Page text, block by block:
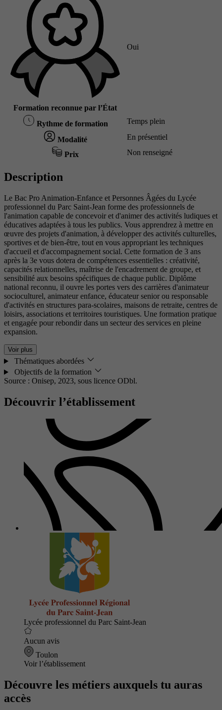
Formation reconnue par l’État
Oui
Rythme de formation Temps plein
Modalité En présentiel
Prix Non renseigné
Description
Le Bac Pro Animation-Enfance et Personnes Âgées du Lycée
professionnel du Parc Saint-Jean forme des professionnels de
l'animation capable de concevoir et d'animer des activités ludiques et
éducatives adaptées à tous les publics. Vous apprendrez à mettre en
œuvre des projets d'animation, à développer des activités culturelles,
sportives et de bien-être, tout en vous appropriant les techniques
d'accueil et d'accompagnement social. Cette formation de 3 ans
après la 3e vous dotera de compétences essentielles : créativité,
capacités relationnelles, maîtrise de l'encadrement de groupe, et
sensibilité aux besoins spécifiques de chaque public. Diplôme
national reconnu, il ouvre les portes vers des carrières d'animateur
socioculturel, animateur enfance, éducateur senior ou responsable
d'activités en structures para-scolaires, maisons de retraite, centres de
loisirs, associations et territoires touristiques. Une formation pratique
et engagée pour rebondir dans un secteur des services en pleine
expansion.
Voir plus
Thématiques abordées
Objectifs de la formation
Source : Onisep, 2023, sous licence ODbl.
Découvrir l’établissement
Lycée professionnel du Parc Saint-Jean
Aucun avis
Toulon
Voir l’établissement
Découvre les métiers auxquels tu auras
accès